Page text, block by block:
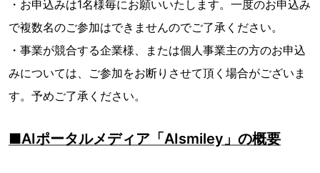
・お申込みは1名様毎にお願いいたします。一度のお申込み
で複数名のご参加はできませんのでご了承ください。
・事業が競合する企業様、または個人事業主の方のお申込
みについては、ご参加をお断りさせて頂く場合がございま
す。予めご了承ください。
■AIポータルメディア「AIsmiley」の概要